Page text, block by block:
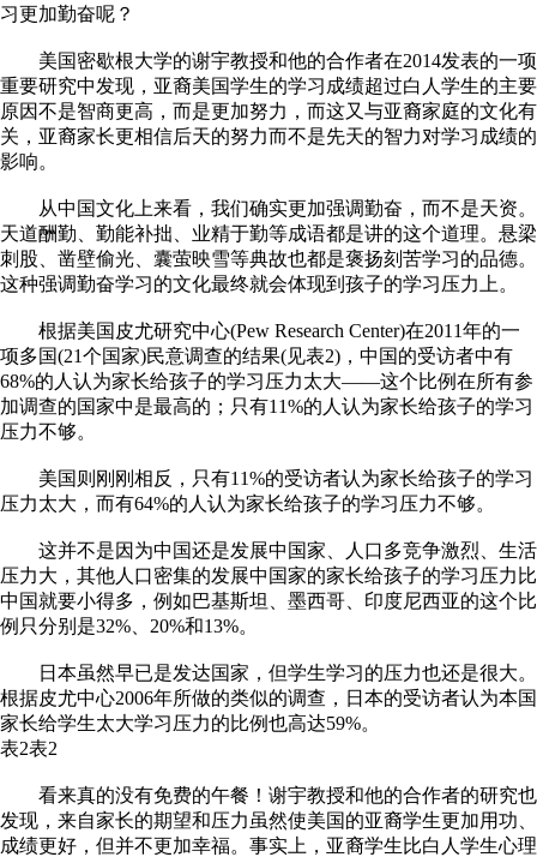
习更加勤奋呢？
美国密歇根大学的谢宇教授和他的合作者在2014发表的一项
重要研究中发现，亚裔美国学生的学习成绩超过白人学生的主要
原因不是智商更高，而是更加努力，而这又与亚裔家庭的文化有
关，亚裔家长更相信后天的努力而不是先天的智力对学习成绩的
影响。
从中国文化上来看，我们确实更加强调勤奋，而不是天资。
天道酬勤、勤能补拙、业精于勤等成语都是讲的这个道理。悬梁
刺股、凿壁偷光、囊萤映雪等典故也都是褒扬刻苦学习的品德。
这种强调勤奋学习的文化最终就会体现到孩子的学习压力上。
根据美国皮尤研究中心(Pew Research Center)在2011年的一
项多国(21个国家)民意调查的结果(见表2)，中国的受访者中有
68%的人认为家长给孩子的学习压力太大——这个比例在所有参
加调查的国家中是最高的；只有11%的人认为家长给孩子的学习
压力不够。
美国则刚刚相反，只有11%的受访者认为家长给孩子的学习
压力太大，而有64%的人认为家长给孩子的学习压力不够。
这并不是因为中国还是发展中国家、人口多竞争激烈、生活
压力大，其他人口密集的发展中国家的家长给孩子的学习压力比
中国就要小得多，例如巴基斯坦、墨西哥、印度尼西亚的这个比
例只分别是32%、20%和13%。
日本虽然早已是发达国家，但学生学习的压力也还是很大。
根据皮尤中心2006年所做的类似的调查，日本的受访者认为本国
家长给学生太大学习压力的比例也高达59%。
表2表2
看来真的没有免费的午餐！谢宇教授和他的合作者的研究也
发现，来自家长的期望和压力虽然使美国的亚裔学生更加用功、
成绩更好，但并不更加幸福。事实上，亚裔学生比白人学生心理